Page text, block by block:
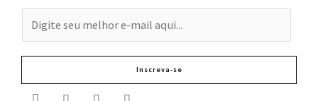
-
m
a
Inscreva-se